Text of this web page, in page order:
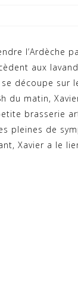
l’Ardèche
aux
découpe sur
du matin,
brasserie
pleines de
Xavier a le